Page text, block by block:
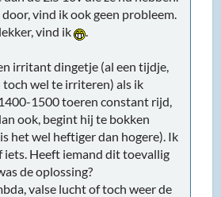
vind ik ook geen probleem.
vind ik
irritant dingetje (al een tijdje,
wel te irriteren) als ik
1500 toeren constant rijd,
ook, begint hij te bokken
het wel heftiger dan hogere). Ik
iets. Heeft iemand dit toevallig
de oplossing?
valse lucht of toch weer de